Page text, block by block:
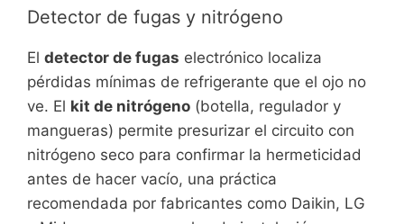
Detector de fugas y nitrógeno
El detector de fugas electrónico localiza
pérdidas mínimas de refrigerante que el ojo no
ve. El kit de nitrógeno (botella, regulador y
mangueras) permite presurizar el circuito con
nitrógeno seco para confirmar la hermeticidad
antes de hacer vacío, una práctica
recomendada por fabricantes como Daikin, LG